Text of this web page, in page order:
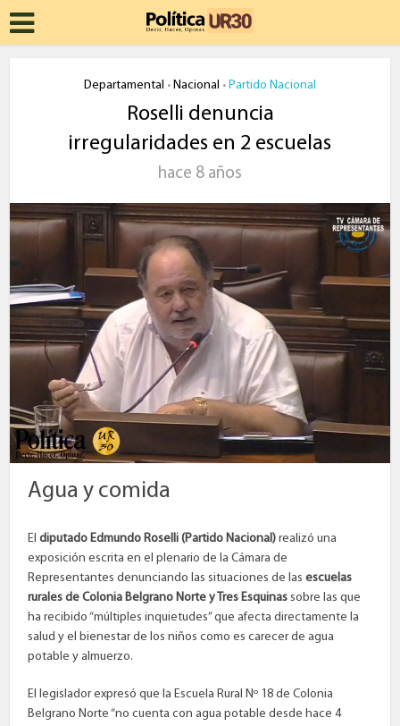
Departamental • Nacional • Partido Nacional
Roselli denuncia
irregularidades en 2 escuelas
hace 8 años
Agua y comida
Eldiputado Edmundo Roselli (Partido Nacional) realizó una
exposición escrita en el plenario de la Cámara de
Representantes denunciando las situaciones de las escuelas
rurales de Colonia Belgrano Norte y Tres Esquinas sobre las que
ha recibido “múltiples inquietudes” que afecta directamente la
salud y el bienestar de los niños como es carecer de agua
potable y almuerzo.
El legislador expresó que la Escuela Rural Nº 18 de Colonia
Belgrano Norte “no cuenta con agua potable desde hace 4